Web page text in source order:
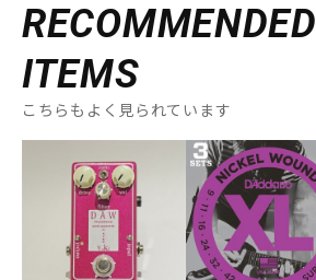
RECOMMENDED
ITEMS
こちらもよく見られています